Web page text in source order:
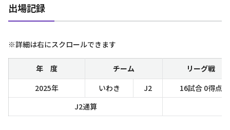
出場記録
※詳細は右にスクロールできます
年 度 チーム
リーグ戦
2025年
いわき J2
16試合 0得点
J2通算